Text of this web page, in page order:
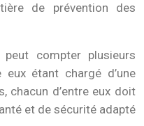
de prévention des
compter plusieurs
eux étant chargé d’une
chacun d’entre eux doit
et de sécurité adapté